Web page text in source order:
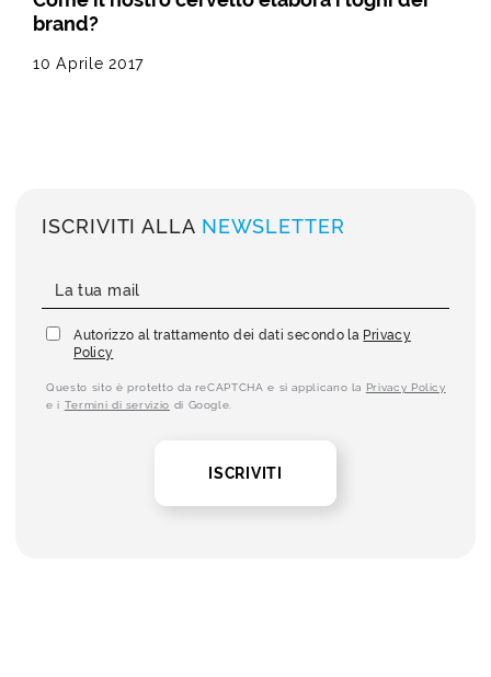
brand?
10 Aprile 2017
ISCRIVITI ALLA NEWSLETTER
Autorizzo al trattamento dei dati secondo la Privacy
Policy
Questo sito è protetto da reCAPTCHA e si applicano la Privacy Policy
e i Termini di servizio di Google.
ISCRIVITI